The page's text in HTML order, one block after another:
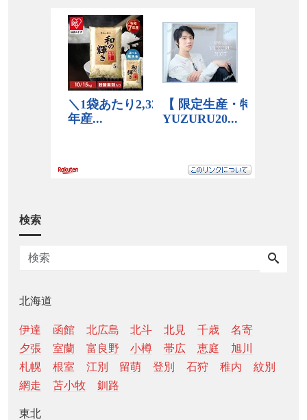
検索
北海道
伊達 函館 北広島 北斗 北見 千歳
名寄
夕張
室蘭 富良野 小樽 帯広 恵庭
旭川
札幌
根室 江別 留萌 登別 石狩 稚内
紋別
網走
苫小牧 釧路
東北